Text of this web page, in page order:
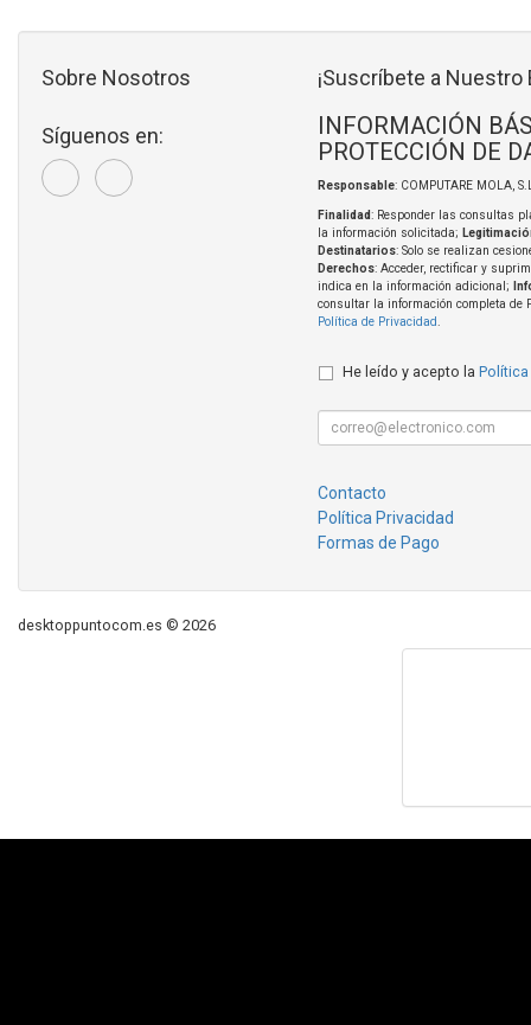
Sobre Nosotros
Síguenos en:
¡Suscríbete a Nuestro
INFORMACIÓN
PROTECCIÓN DE
Responsable: COMPUTARE MOLA,
Finalidad: Responder las consultas
la información solicitada;
Destinatarios: Solo se realizan
Derechos: Acceder, rectificar y
indica en la información adicional;
consultar la información completa de
Política de Privacidad
He leído y acepto la Política
Contacto
Política Privacidad
Formas de Pago
desktoppuntocom.es © 2026